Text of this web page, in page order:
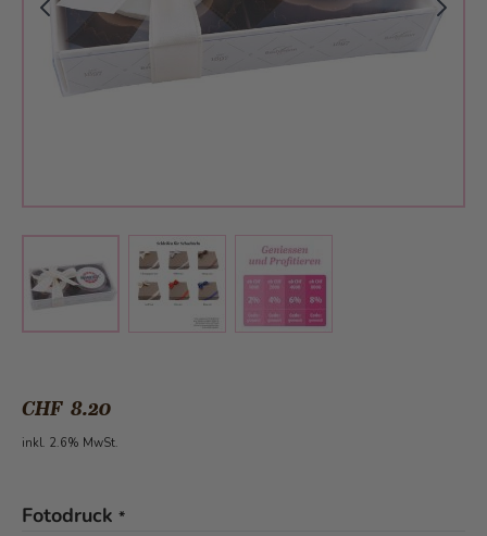
View larger imageView larger imageView larger image
CHF 8.20
inkl. 2.6% MwSt.
Fotodruck *